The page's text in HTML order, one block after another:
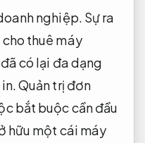
nghiệp. Sự ra
thuê máy
có lại đa dạng
Quản trị đơn
bắt buộc cần đầu
hữu một cái máy